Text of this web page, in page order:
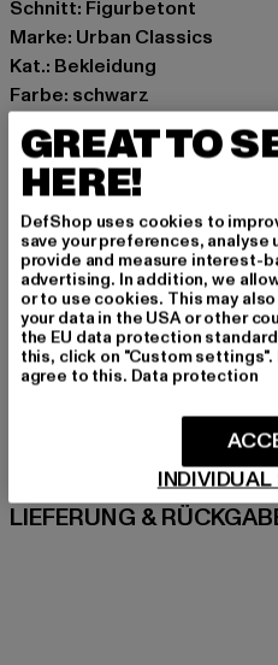
Schnitt: Figurbetont
Marke: Urban Classics
Kat.: Bekleidung
Farbe: schwarz
Hersteller Farbe: black
Materialzusammensetzung:
Elasthan
Art.Nr: TB1490-00007
Hersteller: TB International
Dr.-Robert-Murjahn-Straße
DE
GRÖSSE & PASSFORM
PFLEGEHINWEISE
LIEFERUNG &
GREAT TO
HERE!
DefShop uses cookies to
save your preferences, analyse
provide and measure interest-
advertising. In addition, we
or to use cookies. This may
your data in the USA or other
the EU data protection
this, click on "Custom settings".
agree to this. Data protection